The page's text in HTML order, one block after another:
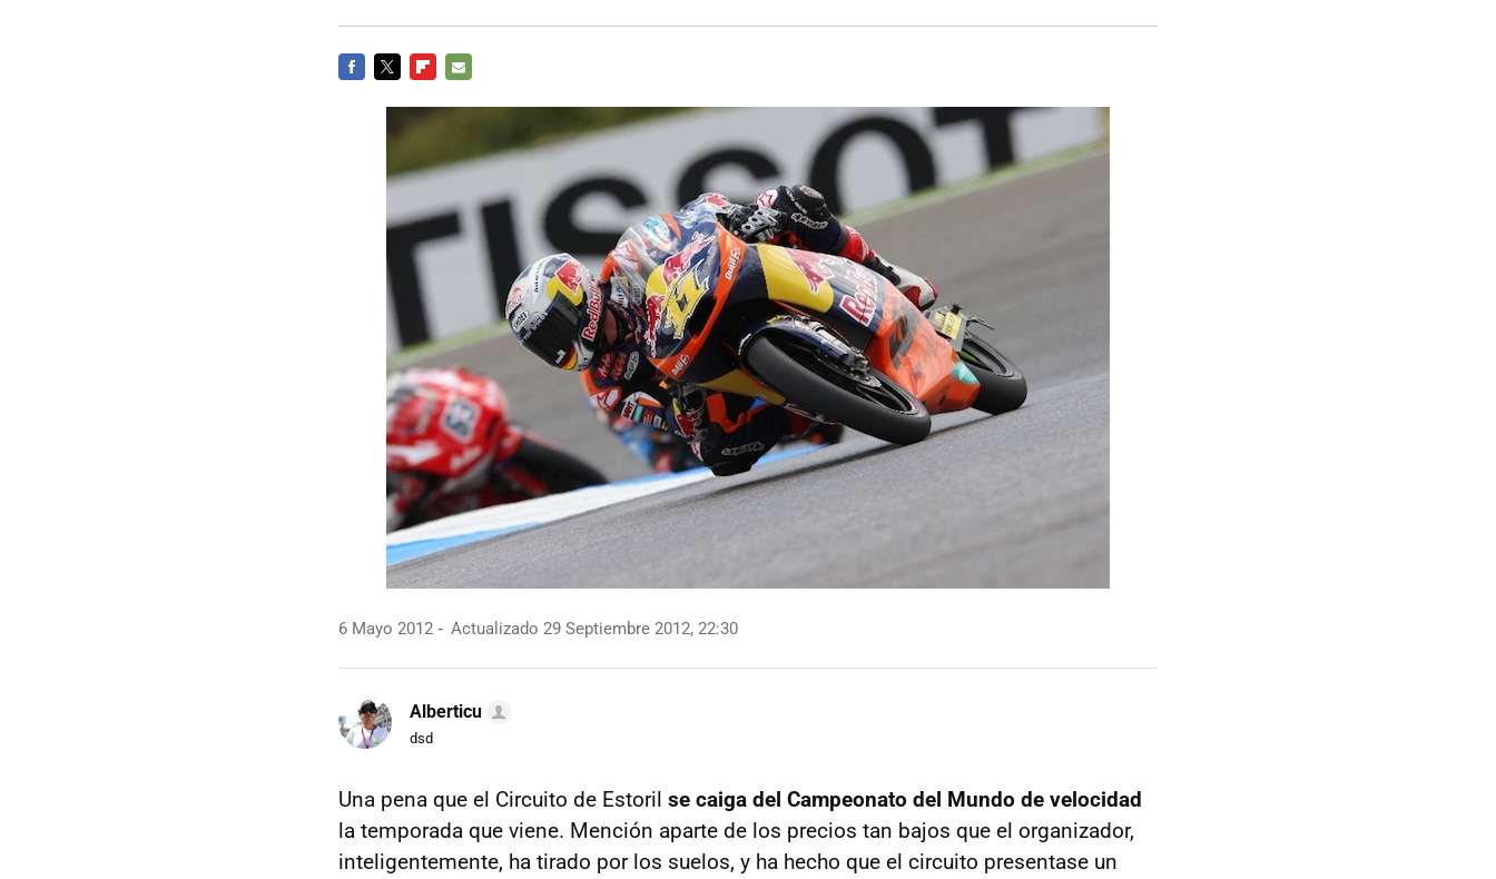
6 Mayo 2012 Actualizado 29 Septiembre 2012, 22:30
Alberticu
dsd
Una pena que el Circuito de Estoril se caiga del Campeonato del Mundo de velocidad
la temporada que viene. Mención aparte de los precios tan bajos que el organizador,
inteligentemente, ha tirado por los suelos, y ha hecho que el circuito presentase un